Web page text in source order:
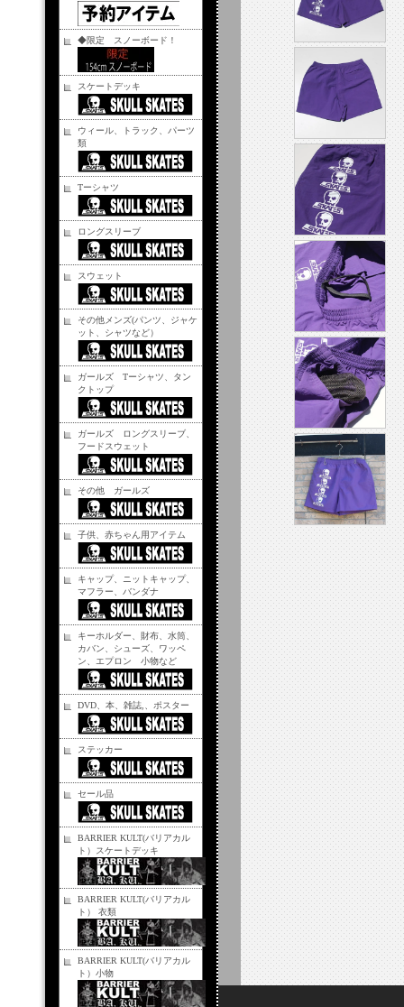
◆限定 スノーボード！
スケートデッキ
ウィール、トラック、パーツ
類
Tーシャツ
ロングスリーブ
スウェット
その他メンズ(パンツ、ジャケ
ット、シャツなど）
ガールズ Tーシャツ、タン
クトップ
ガールズ ロングスリーブ、
フードスウェット
その他 ガールズ
子供、赤ちゃん用アイテム
キャップ、ニットキャップ、
マフラー、バンダナ
キーホルダー、財布、水筒、
カバン、シューズ、ワッペ
ン、エプロン 小物など
DVD、本、雑誌,、ポスター
ステッカー
セール品
BARRIER KULT(バリアカル
ト）スケートデッキ
BARRIER KULT(バリアカル
ト） 衣類
BARRIER KULT(バリアカル
ト）小物